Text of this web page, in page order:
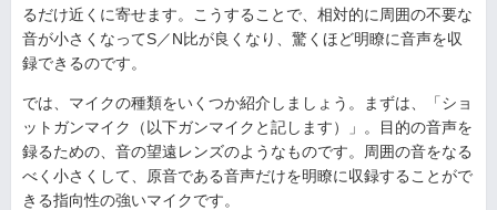
るだけ近くに寄せます。こうすることで、相対的に周囲の不要な
音が小さくなってS／N比が良くなり、驚くほど明瞭に音声を収
録できるのです。
では、マイクの種類をいくつか紹介しましょう。まずは、「ショ
ットガンマイク（以下ガンマイクと記します）」。目的の音声を
録るための、音の望遠レンズのようなものです。周囲の音をなる
べく小さくして、原音である音声だけを明瞭に収録することがで
きる指向性の強いマイクです。